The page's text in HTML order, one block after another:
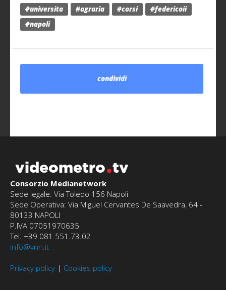
#universita #agraria #corsi
#federicoii
#napoli
condividi
videometro tv
Consorzio Medianetwork
Sede legale: Via Toledo 156 Napoli
Sede Operativa: Via Miguel Cervantes De Saavedra, 64 -
80133 NAPOLI
P.IVA 07051970635
Tel. +39 081 551.73.02
info@vnn.it
Privacy policy | Cookies policy